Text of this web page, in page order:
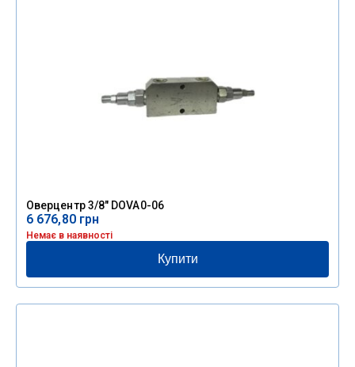
Оверцентр 3/8″ DOVA0-06
6 676,80 грн
Немає в наявності
Купити